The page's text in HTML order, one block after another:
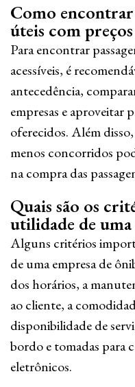
Como encontrar
úteis com preços
Para encontrar
acessíveis, é
antecedência,
empresas e aproveitar
oferecidos. Além
menos concorridos
na compra das
Quais são os
utilidade de uma
Alguns critérios
de uma empresa de
dos horários, a
ao cliente, a
disponibilidade de
bordo e tomadas para
eletrônicos.